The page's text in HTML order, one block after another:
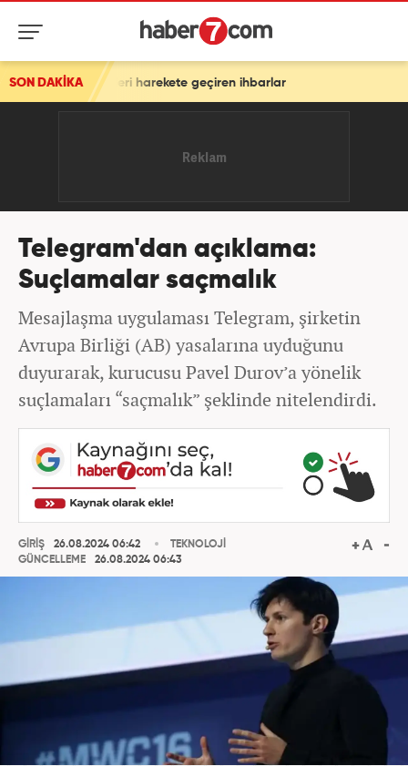
SON DAKİKAharekete geçiren ihbarlar
Telegram'dan açıklama:
Suçlamalar saçmalık
Mesajlaşma uygulaması Telegram, şirketin
Avrupa Birliği (AB) yasalarına uyduğunu
duyurarak, kurucusu Pavel Durov’a yönelik
suçlamaları “saçmalık” şeklinde nitelendirdi.
GİRİŞ
26.08.2024 06:42
GÜNCELLEME
26.08.2024 06:43
TEKNOLOJİ